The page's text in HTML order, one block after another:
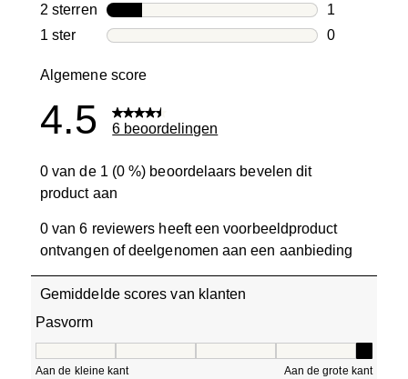
0
2 sterren sterren
1
1
1 ster sterren
0
Algemene score
4.5 6 beoordelingen
0 van de 1 (0 %) beoordelaars bevelen dit
product aan
0 van 6 reviewers heeft een voorbeeldproduct
ontvangen of deelgenomen aan een aanbieding
Gemiddelde scores van klanten
Pasvorm
Aan de kleine kant Aan de grote kant